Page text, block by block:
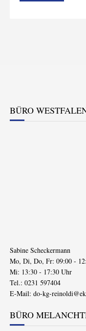
BÜRO
Sabine Scheckermann
Mo, Di, Do, Fr: 09:00 -
Mi: 13:30 - 17:30 Uhr
Tel.: 0231 597404
E-Mail: do-kg-
BÜRO